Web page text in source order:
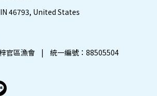
46793, United States
官區漁會    |    統一編號：88505504